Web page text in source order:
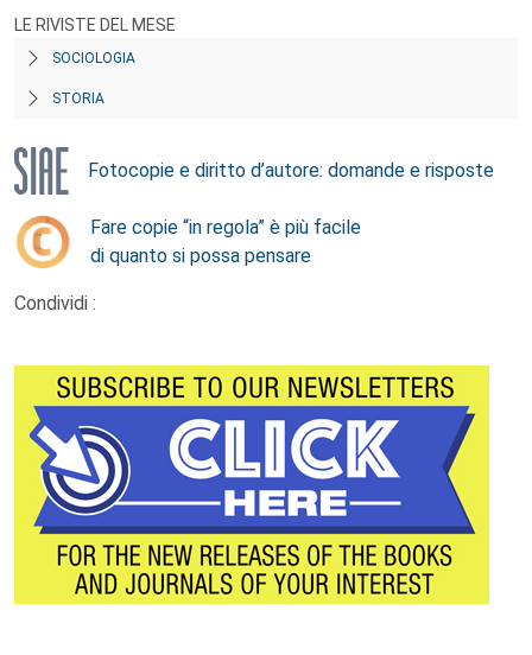
LE RIVISTE DEL MESE
SOCIOLOGIA
STORIA
Fotocopie e diritto d’autore: domande e risposte
Fare copie “in regola” è più facile
di quanto si possa pensare
Condividi :